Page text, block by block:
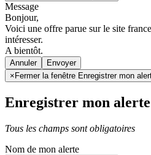
Message
Bonjour,
Voici une offre parue sur le site
intéresser.
A bientôt.
Annuler
× Fermer la fenêtre Enregistrer mon
Enregistrer mon alerte
Tous les champs sont obligatoires
Nom de mon alerte